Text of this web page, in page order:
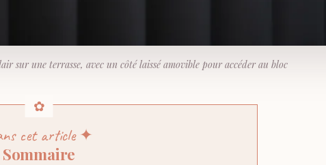
sur une terrasse, avec un côté laissé amovible pour accéder au bloc
cet article ✦
Sommaire